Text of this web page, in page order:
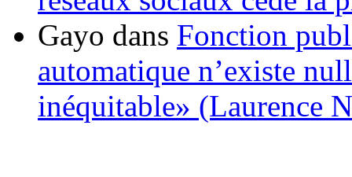
Gayo dans Fonction
automatique n’existe
inéquitable» (Laurence